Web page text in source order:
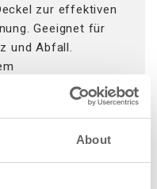
About
zur effektiven
Geeignet für
und Abfall.
Pulverlackiert in
und
der
mm. Der